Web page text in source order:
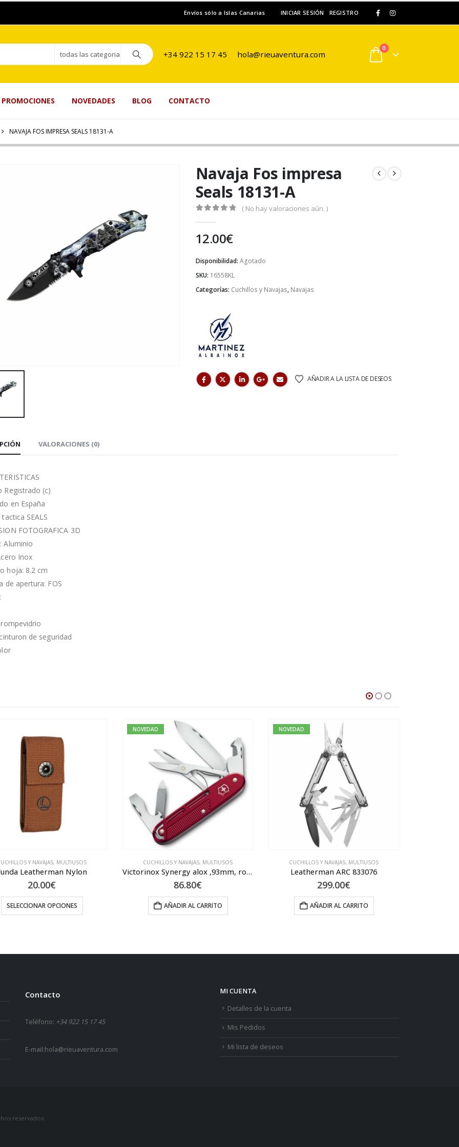
Envíos sólo a Islas Canarias INICIAR SESIÓN REGISTRO
todas las categorias +34 922 15 17 45 hola@rieuaventura.com
0
PROMOCIONES NOVEDADES BLOG CONTACTO
NAVAJA FOS IMPRESA SEALS 18131-A
Navaja Fos impresa
Seals 18131-A
( No hay valoraciones aún. )
12.00€
Disponibilidad: Agotado
SKU: 16558KL
Categorías: Cuchillos y Navajas, Navajas
AÑADIR A LA LISTA DE DESEOS
VALORACIONES (0)
Registrado (c)
en España
SEALS
FOTOGRAFICA 3D
Aluminio
Inox
hoja: 8.2 cm
de apertura: FOS
de seguridad
de producto
CUCHILLOS Y NAVAJAS MULTIUSOS
Victorinox Synergy alox ,93mm, rojo 08226.20
AÑADIR AL CARRITO
CUCHILLOS Y NAVAJAS MULTIUSOS
Leatherman ARC 833076
AÑADIR AL CARRITO
CUCHILLOS Y NAVAJAS
Contacto
Teléfono: +34 922 15 17 45
E-mail:hola@rieuaventura.com
MI CUENTA
Detalles de la cuenta
Mis Pedidos
Mi lista de deseos
reservados.